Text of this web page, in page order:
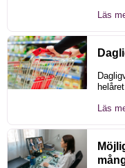
Läs
Läs